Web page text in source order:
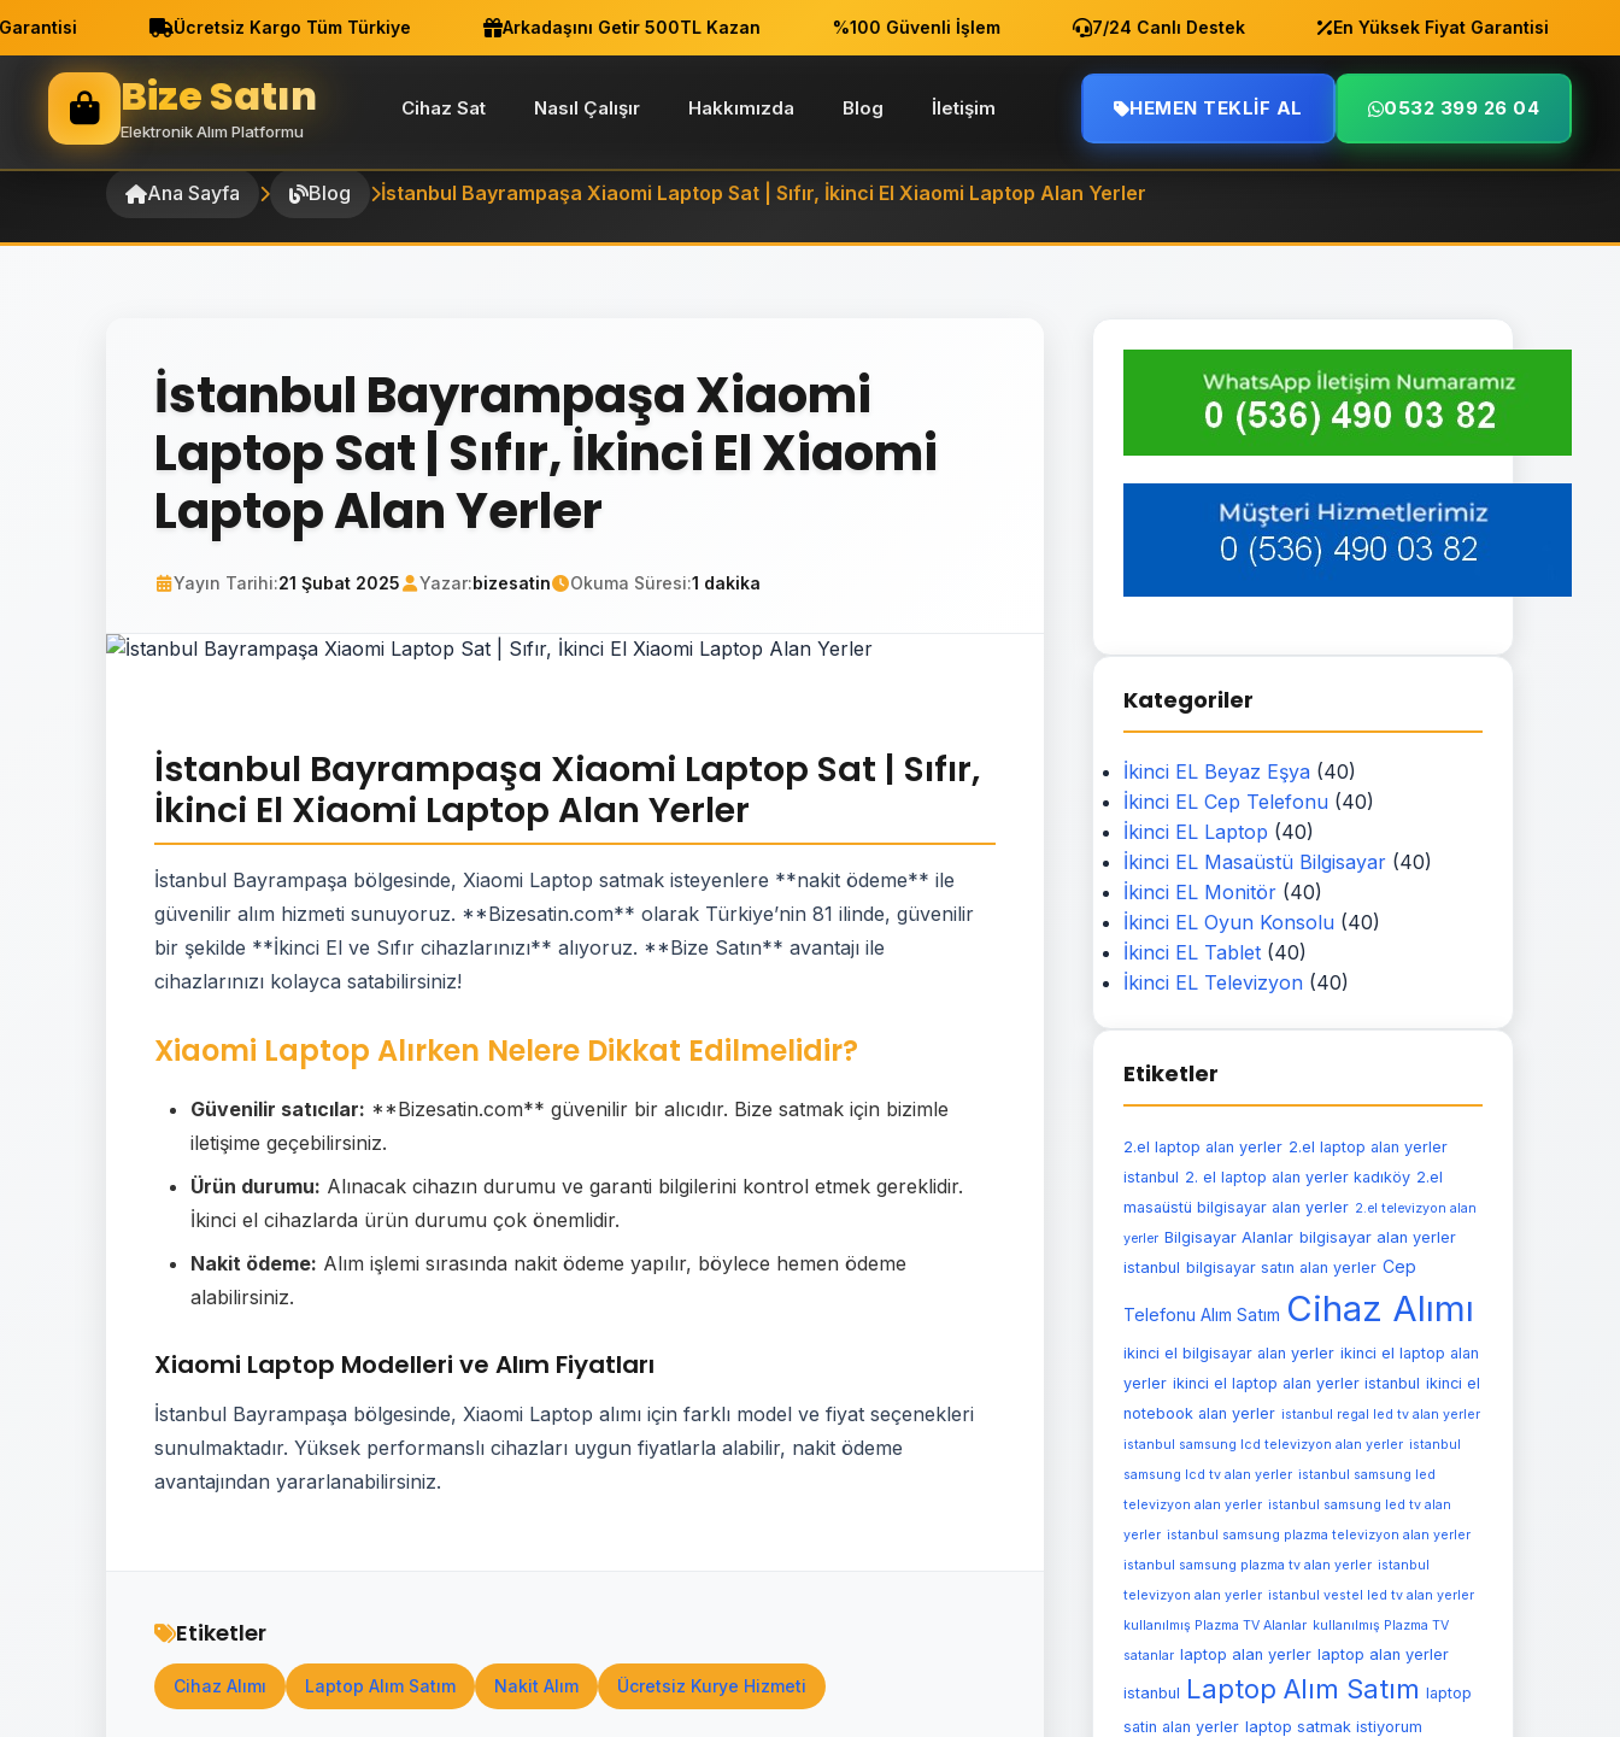
Ücretsiz Kargo Tüm Türkiye Arkadaşını Getir 500TL Kazan %100 Güvenli İşlem 7/24 Canlı Destek En Yüksek Fiyat Garantisi
Bize Satın
Elektronik Alım Platformu
Cihaz Sat Nasıl Çalışır Hakkımızda Blog İletişim HEMEN TEKLIF AL 0532 399 26 04
Ana Sayfa Blog İstanbul Bayrampaşa Xiaomi Laptop Sat | Sıfır, İkinci El Xiaomi Laptop Alan Yerler
İstanbul Bayrampaşa Xiaomi
Laptop Sat | Sıfır, İkinci El Xiaomi
Laptop Alan Yerler
Yayın Tarihi:21 Şubat 2025 Yazar:bizesatin Okuma Süresi:1 dakika
İstanbul Bayrampaşa Xiaomi Laptop Sat | Sıfır,
İkinci El Xiaomi Laptop Alan Yerler
İstanbul Bayrampaşa bölgesinde, Xiaomi Laptop satmak isteyenlere **nakit ödeme** ile
güvenilir alım hizmeti sunuyoruz. **Bizesatin.com** olarak Türkiye’nin 81 ilinde, güvenilir
bir şekilde **İkinci El ve Sıfır cihazlarınızı** alıyoruz. **Bize Satın** avantajı ile
cihazlarınızı kolayca satabilirsiniz!
Xiaomi Laptop Alırken Nelere Dikkat Edilmelidir?
Güvenilir satıcılar: **Bizesatin.com** güvenilir bir alıcıdır. Bize satmak için bizimle
iletişime geçebilirsiniz.
Ürün durumu: Alınacak cihazın durumu ve garanti bilgilerini kontrol etmek gereklidir.
İkinci el cihazlarda ürün durumu çok önemlidir.
Nakit ödeme: Alım işlemi sırasında nakit ödeme yapılır, böylece hemen ödeme
alabilirsiniz.
Xiaomi Laptop Modelleri ve Alım Fiyatları
İstanbul Bayrampaşa bölgesinde, Xiaomi Laptop alımı için farklı model ve fiyat seçenekleri
sunulmaktadır. Yüksek performanslı cihazları uygun fiyatlarla alabilir, nakit ödeme
avantajından yararlanabilirsiniz.
Etiketler
Cihaz Alımı Laptop Alım Satım Nakit Alım Ücretsiz Kurye Hizmeti
Kategoriler
İkinci EL Beyaz Eşya (40)
İkinci EL Cep Telefonu (40)
İkinci EL Laptop (40)
İkinci EL Masaüstü Bilgisayar (40)
İkinci EL Monitör (40)
İkinci EL Oyun Konsolu (40)
İkinci EL Tablet (40)
İkinci EL Televizyon (40)
Etiketler
2.el laptop alan yerler 2.el laptop alan yerler
istanbul 2. el laptop alan yerler kadıköy 2.el
masaüstü bilgisayar alan yerler 2.el televizyon alan
yerler Bilgisayar Alanlar bilgisayar alan yerler
istanbul bilgisayar satın alan yerler Cep
Telefonu Alım Satım Cihaz Alımı
ikinci el bilgisayar alan yerler ikinci el laptop alan
yerler ikinci el laptop alan yerler istanbul ikinci el
notebook alan yerler istanbul regal led tv alan yerler
istanbul samsung lcd televizyon alan yerler istanbul
samsung lcd tv alan yerler istanbul samsung led
televizyon alan yerler istanbul samsung led tv alan
yerler istanbul samsung plazma televizyon alan yerler
istanbul samsung plazma tv alan yerler istanbul
televizyon alan yerler istanbul vestel led tv alan yerler
kullanılmış Plazma TV Alanlar kullanılmış Plazma TV
satanlar laptop alan yerler laptop alan yerler
istanbul Laptop Alım Satım laptop
satin alan yerler laptop satmak istiyorum